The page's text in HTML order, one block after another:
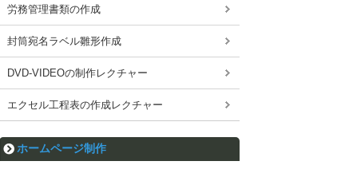
労務管理書類の作成
封筒宛名ラベル雛形作成
DVD-VIDEOの制作レクチャー
エクセル工程表の作成レクチャー
ホームページ制作